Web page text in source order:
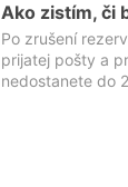
Ako zistím, či
Po zrušení
prijatej pošty a
nedostanete do